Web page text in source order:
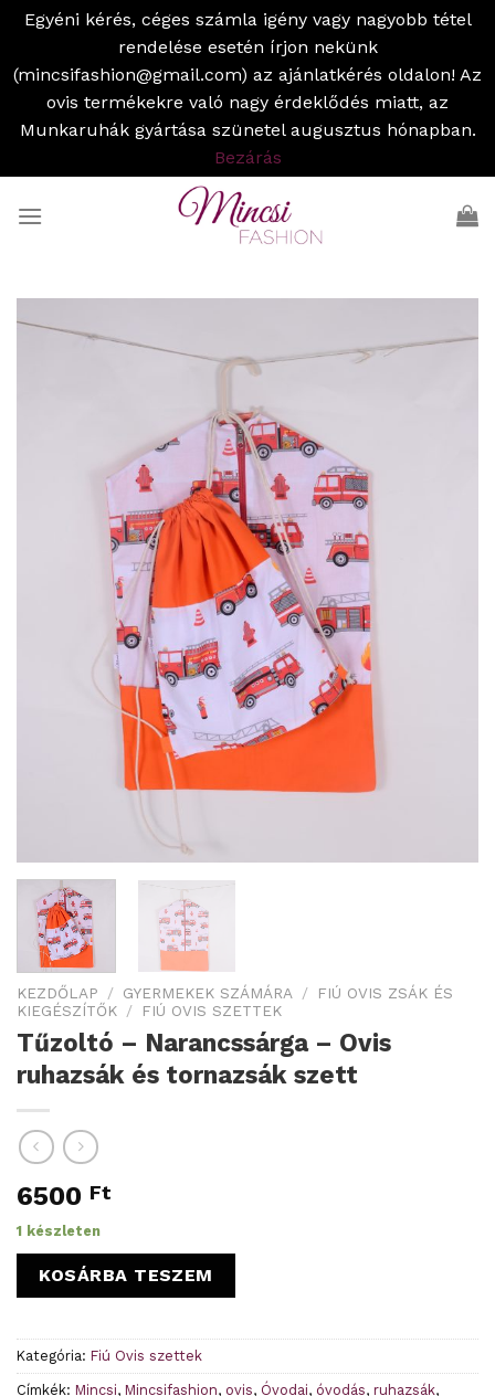
Egyéni kérés, céges számla igény vagy nagyobb tétel
rendelése esetén írjon nekünk
(mincsifashion@gmail.com) az ajánlatkérés oldalon! Az
ovis termékekre való nagy érdeklődés miatt, az
Munkaruhák gyártása szünetel augusztus hónapban.
Bezárás
KEZDŐLAP / GYERMEKEK SZÁMÁRA /
FIÚ OVIS ZSÁK ÉS
KIEGÉSZÍTŐK / FIÚ OVIS SZETTEK
Tűzoltó – Narancssárga – Ovis
ruhazsák és tornazsák szett
6500 Ft
1 készleten
KOSÁRBA TESZEM
Kategória: Fiú Ovis szettek
Címkék: Mincsi, Mincsifashion, ovis, Óvodai, óvodás, ruhazsák,